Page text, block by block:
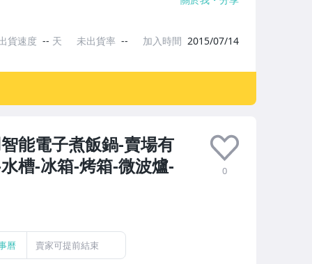
能電子煮飯鍋-賣場有
槽-冰箱-烤箱-微波爐-
0
曆 賣家可提前結束
貨速度 -- 天 未出貨率 -- 加入時間 2015/07/14